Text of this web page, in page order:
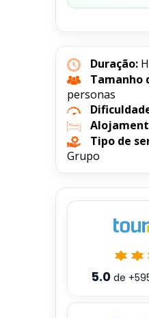
Duração:
Tamanho
personas
Tipo de
Grupo
5.0 de